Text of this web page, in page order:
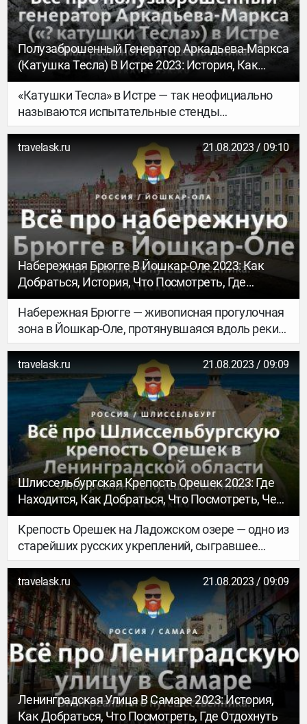
античный город.
Полузаброшенный Генератор Аркадьева-Маркса
(катушка Тесла) В Истре 2023: История, Как
Добраться, Как Попасть На Территорию, Что
Посмотреть
«Катушки Тесла» в Истре — так неофициально
называются испытательные стенды
Высоковольтного научно-исследовательского
центра Всероссийского электротехнического
института. В советское время на полигоне
проходили серьезные научные исследования,
сейчас этот практически заброшенный объект
привлекает внимание фотографов, любопытных
туристов и любителей футуристических видов.
Ознакомившись с информацией ниже, вы
узнаете адрес «катушек Тесла» в Истре, а также
интересные факты из истории сооружения.
travelask.ru 21.08.2023 / 09:10
Набережная Брюгге В Йошкар-Оле 2023: Как
Добраться, История, Что Посмотреть, Где
Отдохнуть
Набережная Брюгге — живописная прогулочная
зона в Йошкар-Оле, протянувшаяся вдоль реки
Малая Кокшага. Променад столицы Марий Эл
отличатся необычной архитектурой
близлежащих построек — пешеходную зону
окаймляют здания, возведенные во
фламандском стиле с элементами северной
готики. Подробно о речном променаде Йошкар-
Олы — фото набережной Брюгге, история
строительства и возможностях для отдыха
горожан и туристов — в обзоре.
travelask.ru 21.08.2023 / 09:09
Шлиссельбургская Крепость Орешек 2023: Где
Находится, Как Добраться, Что Посмотреть, Чем
Заняться
Крепость Орешек на Ладожском озере — одно из
старейших русских укреплений, сыгравшее
важную роль в войнах со Швецией. Крепостные
укрепления, казематы на острове сохранились, в
них размещены музейные экспозиции. Для
туристов, приехавших в северную столицу,
музей в крепости Орешек откроет много новых
страниц военной истории России.
travelask.ru 21.08.2023 / 09:09
Ленинградская Улица В Самаре 2023: История,
Как Добраться, Что Посмотреть, Где Отдохнуть